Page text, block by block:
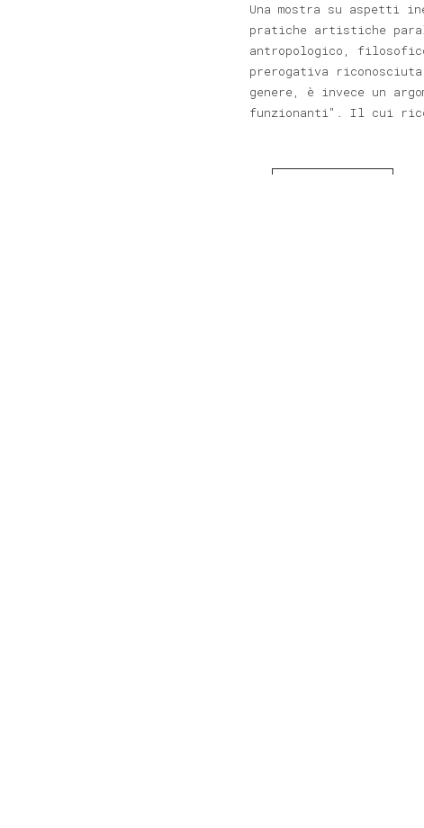
Una mostra su aspetti
pratiche artistiche
antropologico,
prerogativa
genere, è invece un
funzionanti". Il cui